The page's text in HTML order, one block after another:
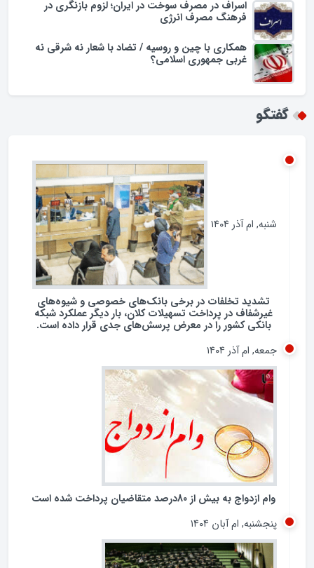
مجریان تراز زبان فارسی در همایش؛ سقوط فرهنگی
اسراف در مصرف سوخت در ایران؛ لزوم بازنگری در
تشدید تخلفات در برخی بانک‌های خصوصی و شیوه‌های
غیرشفاف در پرداخت تسهیلات کلان، بار دیگر عملکرد شبکه
بانکی کشور را در معرض پرسش‌های جدی قرار داده است.
جمعه, ام آذر ۱۴۰۴
وام ازدواج به بیش از 80درصد متقاضیان پرداخت شده است